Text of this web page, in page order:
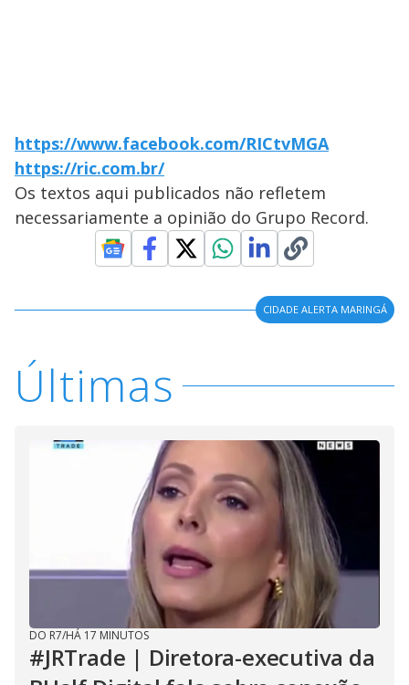
https://www.facebook.com/RICtvMGA
https://ric.com.br/
Os textos aqui publicados não refletem
necessariamente a opinião do Grupo Record.
CIDADE ALERTA MARINGÁ
Últimas
DO R7/HÁ 17 MINUTOS
#JRTrade | Diretora-executiva da